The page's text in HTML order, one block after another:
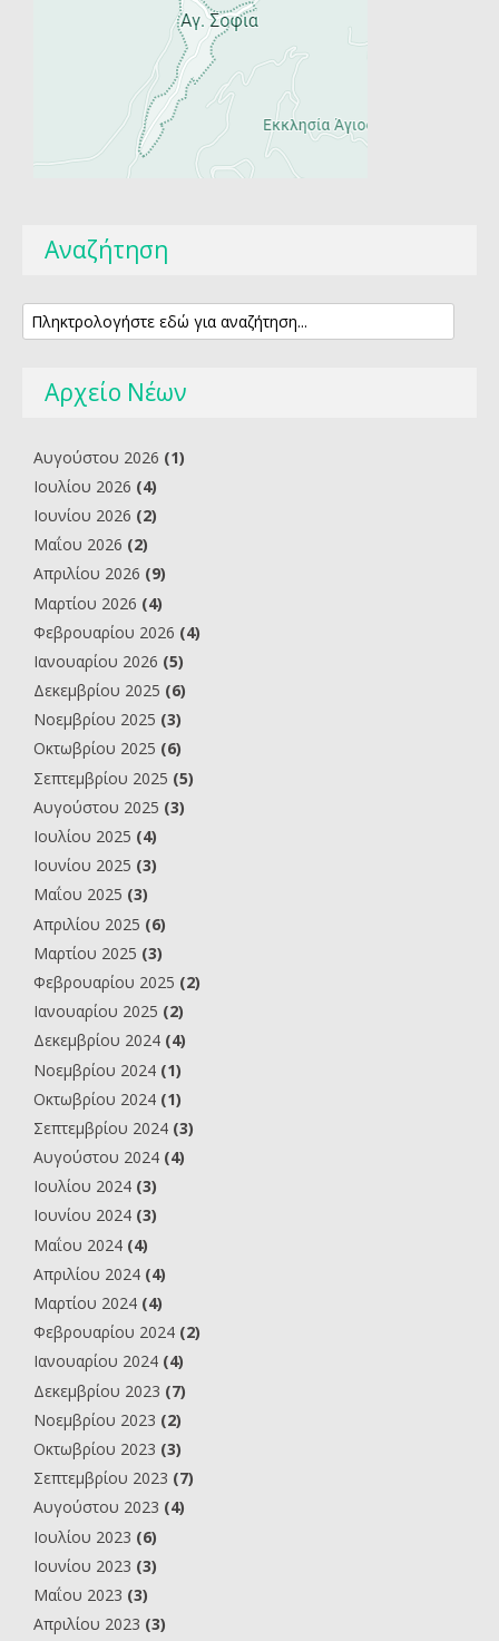
Αναζήτηση
Αρχείο Νέων
Αυγούστου 2026 (1)
Ιουλίου 2026 (4)
Ιουνίου 2026 (2)
Μαΐου 2026 (2)
Απριλίου 2026 (9)
Μαρτίου 2026 (4)
Φεβρουαρίου 2026 (4)
Ιανουαρίου 2026 (5)
Δεκεμβρίου 2025 (6)
Νοεμβρίου 2025 (3)
Οκτωβρίου 2025 (6)
Σεπτεμβρίου 2025 (5)
Αυγούστου 2025 (3)
Ιουλίου 2025 (4)
Ιουνίου 2025 (3)
Μαΐου 2025 (3)
Απριλίου 2025 (6)
Μαρτίου 2025 (3)
Φεβρουαρίου 2025 (2)
Ιανουαρίου 2025 (2)
Δεκεμβρίου 2024 (4)
Νοεμβρίου 2024 (1)
Οκτωβρίου 2024 (1)
Σεπτεμβρίου 2024 (3)
Αυγούστου 2024 (4)
Ιουλίου 2024 (3)
Ιουνίου 2024 (3)
Μαΐου 2024 (4)
Απριλίου 2024 (4)
Μαρτίου 2024 (4)
Φεβρουαρίου 2024 (2)
Ιανουαρίου 2024 (4)
Δεκεμβρίου 2023 (7)
Νοεμβρίου 2023 (2)
Οκτωβρίου 2023 (3)
Σεπτεμβρίου 2023 (7)
Αυγούστου 2023 (4)
Ιουλίου 2023 (6)
Ιουνίου 2023 (3)
Μαΐου 2023 (3)
Απριλίου 2023 (3)